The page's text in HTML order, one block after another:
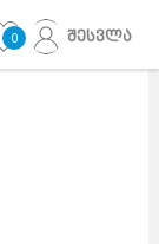
0 შესვლა